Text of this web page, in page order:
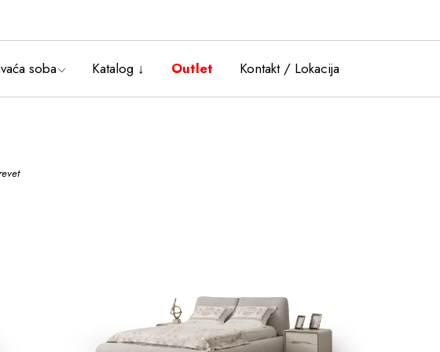
soba Katalog ↓ Outlet Kontakt / Lokacija